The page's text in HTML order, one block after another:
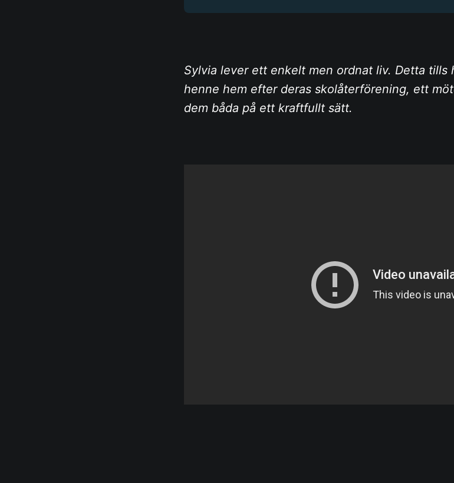
Sylvia lever ett enkelt men ordnat liv. Detta tills
henne hem efter deras skolåterförening, ett
dem båda på ett kraftfullt sätt.